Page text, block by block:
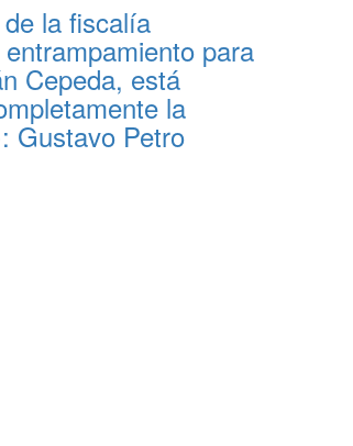
la fiscalía
para
Cepeda, está
la
Gustavo Petro